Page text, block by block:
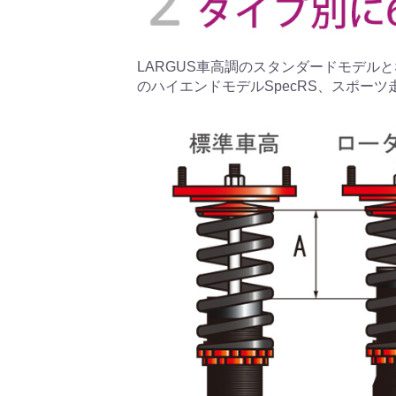
LARGUS車高調のスタンダードモデル
のハイエンドモデルSpecRS、スポー